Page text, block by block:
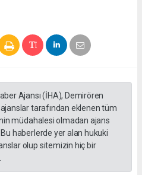
Ajansı (İHA), Demirören
tarafından eklenen tüm
müdahalesi olmadan ajans
haberlerde yer alan hukuki
olup sitemizin hiç bir